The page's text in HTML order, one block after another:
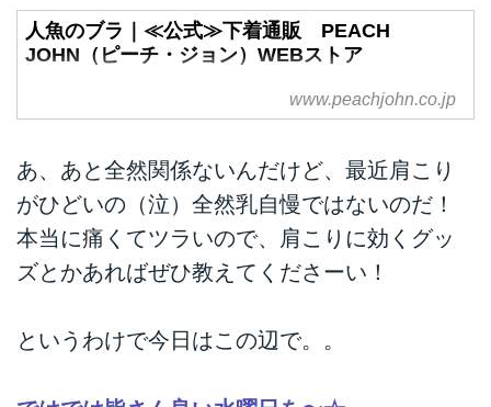
人魚のブラ｜≪公式≫下着通販 PEACH
JOHN（ピーチ・ジョン）WEBストア
www.peachjohn.co.jp
あ、あと全然関係ないんだけど、最近肩こり
がひどいの（泣）全然乳自慢ではないのだ！
本当に痛くてツラいので、肩こりに効くグッ
ズとかあればぜひ教えてくださーい！
というわけで今日はこの辺で。。